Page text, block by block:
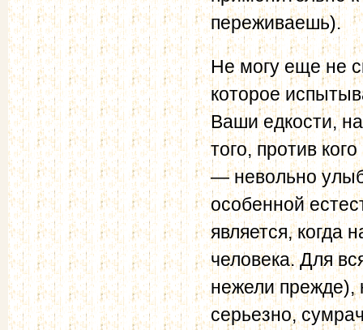
переживаешь).
Не могу еще не
которое
Ваши едкости,
того, против
— невольно
особенной
является, когда
человека. Для
нежели прежде),
серьезно,